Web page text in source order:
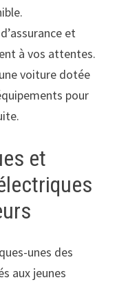
et
à vos attentes.
voiture dotée
pour
et
unes des
aux jeunes